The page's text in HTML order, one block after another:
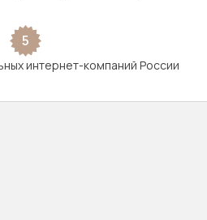
5
интернет-компаний России